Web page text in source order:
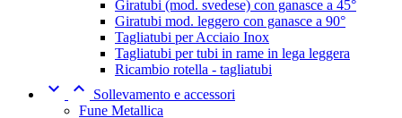
Giratubi (mod. svedese) con ganasce a 45°
Giratubi mod. leggero con ganasce a 90°
Tagliatubi per Acciaio Inox
Tagliatubi per tubi in rame in lega leggera
Ricambio rotella - tagliatubi
 
Sollevamento e accessori
Fune Metallica